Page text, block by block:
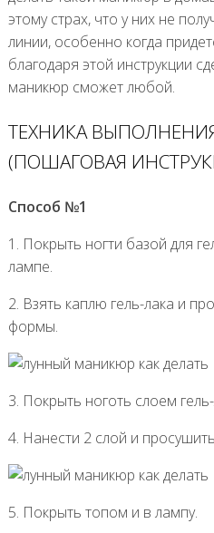
этому страх, что у них не
линии, особенно когда
благодаря этой инструкции
маникюр сможет любой.
ТЕХНИКА
(ПОШАГОВАЯ
Способ №1
1. Покрыть ногти базой для
лампе.
2. Взять каплю гель-лака и
формы.
3. Покрыть ноготь слоем
4. Нанести 2 слой и
5. Покрыть топом и в лампу.